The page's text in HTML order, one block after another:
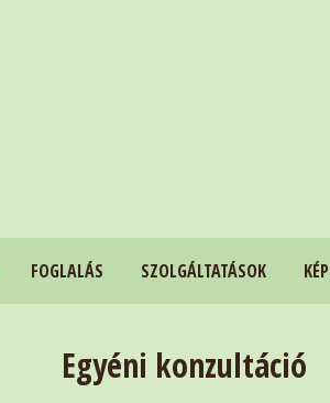
FOGLALÁS SZOLGÁLTATÁSOK
Egyéni konzultáció